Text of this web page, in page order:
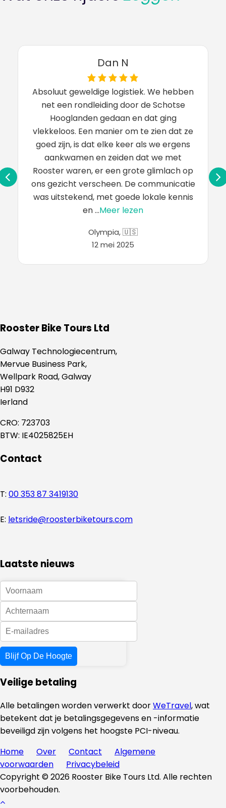
op
David C
Prachtige route, vol nazomerbloemen
perfecte steden. De hotels waren
geweldig.
Manchester,🇺🇸
13 sep 2025
Rooster Bike Tours Ltd
Galway Technologiecentrum,
Mervue Business Park,
Wellpark Road, Galway
H91 D932
Ierland
CRO: 723703
BTW: IE4025825EH
Contact
T: 00 353 87 3419130
E: letsride@roosterbiketours.com
Laatste nieuws
Veilige betaling
Alle betalingen worden verwerkt doorWeTravel, wat
betekent dat je betalingsgegevens en -informatie
beveiligd zijn volgens het hoogste PCI-niveau.
Home
Over Contact
Algemene
voorwaarden
Privacybeleid
Copyright © 2026 Rooster Bike Tours Ltd. Alle rechten
voorbehouden.